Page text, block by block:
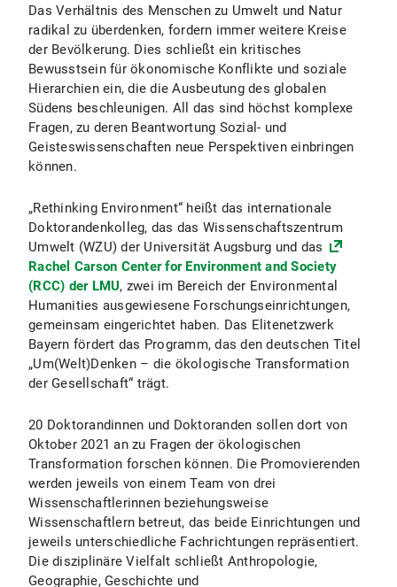
Das Verhältnis des Menschen zu Umwelt und Natur
radikal zu überdenken, fordern immer weitere Kreise
der Bevölkerung. Dies schließt ein kritisches
Bewusstsein für ökonomische Konflikte und soziale
Hierarchien ein, die die Ausbeutung des globalen
Südens beschleunigen. All das sind höchst komplexe
Fragen, zu deren Beantwortung Sozial- und
Geisteswissenschaften neue Perspektiven einbringen
können.
„Rethinking Environment“ heißt das internationale
Doktorandenkolleg, das das Wissenschaftszentrum
Umwelt (WZU) der Universität Augsburg und das
Rachel Carson Center for Environment and Society
(RCC) der LMU, zwei im Bereich der Environmental
Humanities ausgewiesene Forschungseinrichtungen,
gemeinsam eingerichtet haben. Das Elitenetzwerk
Bayern fördert das Programm, das den deutschen Titel
„Um(Welt)Denken – die ökologische Transformation
der Gesellschaft“ trägt.
20 Doktorandinnen und Doktoranden sollen dort von
Oktober 2021 an zu Fragen der ökologischen
Transformation forschen können. Die Promovierenden
werden jeweils von einem Team von drei
Wissenschaftlerinnen beziehungsweise
Wissenschaftlern betreut, das beide Einrichtungen und
jeweils unterschiedliche Fachrichtungen repräsentiert.
Die disziplinäre Vielfalt schließt Anthropologie,
Geographie, Geschichte und